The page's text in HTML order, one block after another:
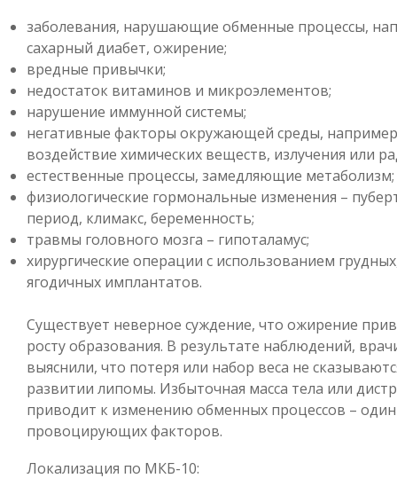
заболевания, нарушающие обменные процессы,
сахарный диабет, ожирение;
вредные привычки;
недостаток витаминов и микроэлементов;
нарушение иммунной системы;
негативные факторы окружающей среды,
воздействие химических веществ, излучения или
естественные процессы, замедляющие метаболизм;
физиологические гормональные изменения –
период, климакс, беременность;
травмы головного мозга – гипоталамус;
хирургические операции с использованием
ягодичных имплантатов.
Существует неверное суждение, что ожирение
росту образования. В результате наблюдений,
выяснили, что потеря или набор веса не
развитии липомы. Избыточная масса тела или
приводит к изменению обменных процессов –
провоцирующих факторов.
Локализация по МКБ-10: